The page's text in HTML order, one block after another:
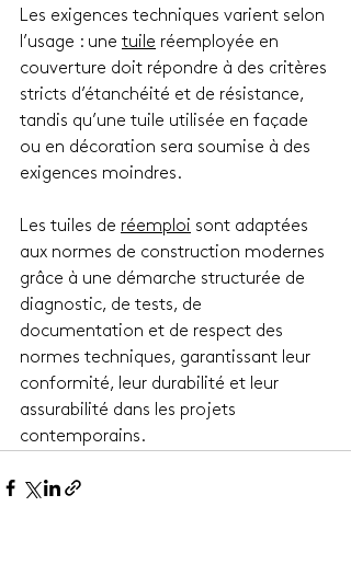
Les exigences techniques varient selon
l’usage : une tuile réemployée en
couverture doit répondre à des critères
stricts d’étanchéité et de résistance,
tandis qu’une tuile utilisée en façade
ou en décoration sera soumise à des
exigences moindres.
Les tuiles de réemploi sont adaptées
aux normes de construction modernes
grâce à une démarche structurée de
diagnostic, de tests, de
documentation et de respect des
normes techniques, garantissant leur
conformité, leur durabilité et leur
assurabilité dans les projets
contemporains.